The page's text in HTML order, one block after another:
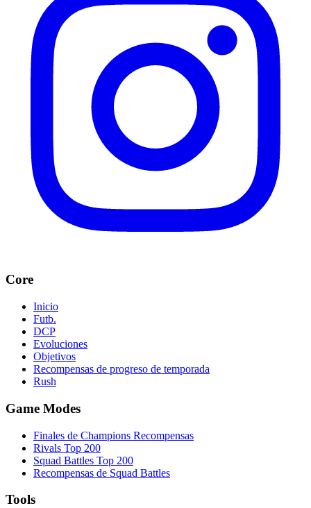
Core
Inicio
Futb.
DCP
Evoluciones
Objetivos
Recompensas de progreso de temporada
Rush
Game Modes
Finales de Champions Recompensas
Rivals Top 200
Squad Battles Top 200
Recompensas de Squad Battles
Tools